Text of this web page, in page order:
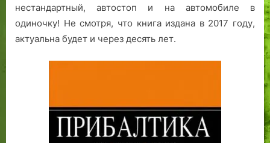
нестандартный, автостоп и на автомобиле в
одиночку! Не смотря, что книга издана в 2017 году,
актуальна будет и через десять лет.